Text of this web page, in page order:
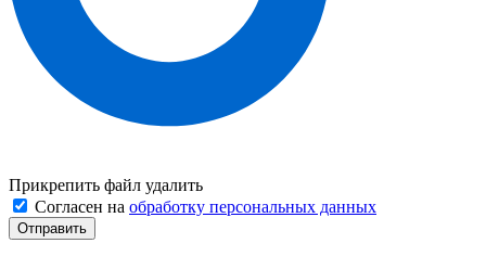
Прикрепить файл удалить
Согласен на обработку персональных данных